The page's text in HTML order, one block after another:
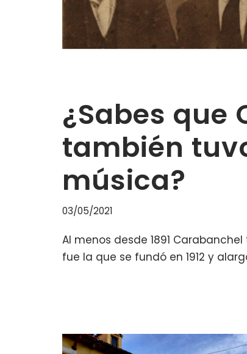
¿Sabes que
también
música?
03/05/2021
Al menos desde 1891
fue la que se fundó en 1912 y